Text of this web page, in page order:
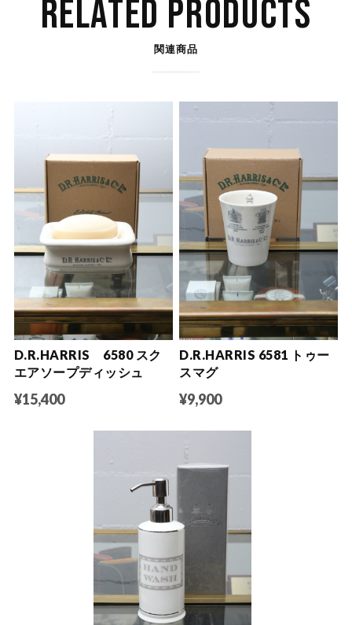
RELATED PRODUCTS
関連商品
D.R.HARRIS 6580 スク
エアソープディッシュ
¥15,400
D.R.HARRIS 6581 トゥー
スマグ
¥9,900